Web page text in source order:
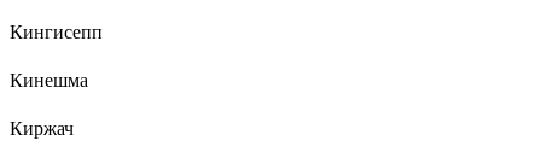
Кингисепп
Кинешма
Киржач